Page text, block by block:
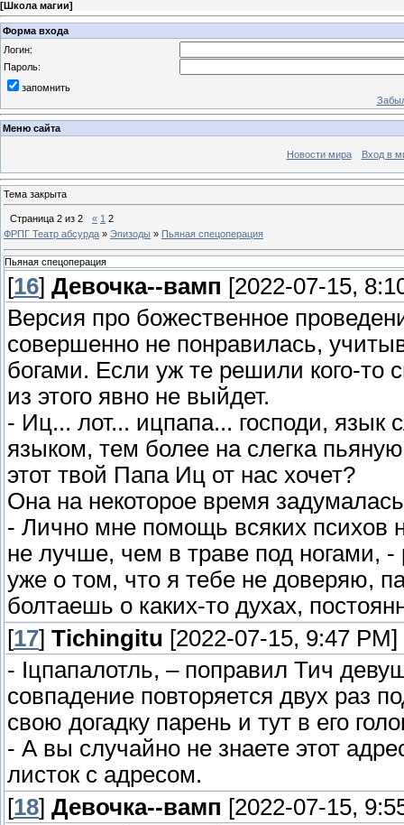
[Школа магии]
Форма входа
Логин:
Пароль:
запомнить
Меню сайта
Новости мира Вход в
Тема закрыта
Страница 2 из 2 « 1 2
ФРПГ Театр абсурда » Эпизоды » Пьяная спецоперация
Пьяная спецоперация
[16] Девочка--вамп [2022-07-15,
Версия про божественное
совершенно не понравилась,
богами. Если уж те решили кого-то
из этого явно не выйдет.
- Иц... лот... ицпапа... господи,
языком, тем более на слегка
этот твой Папа Иц от нас хочет?
Она на некоторое время
- Лично мне помощь всяких психов
не лучше, чем в траве под ногами, -
уже о том, что я тебе не доверяю,
болтаешь о каких-то духах,
[17] Tichingitu [2022-07-15, 9:47 PM]
- Іцпапалотль, – поправил Тич
совпадение повторяется двух раз
свою догадку парень и тут в его
- А вы случайно не знаете этот
листок с адресом.
[18] Девочка--вамп [2022-07-15,